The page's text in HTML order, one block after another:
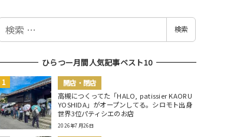
検索
ひらつー月間人気記事ベスト10
開店・閉店
高槻につくってた「HALO, patissier KAORU
YOSHIDA」がオープンしてる。シロモト出身
世界3位パティシエのお店
2026年7月26日